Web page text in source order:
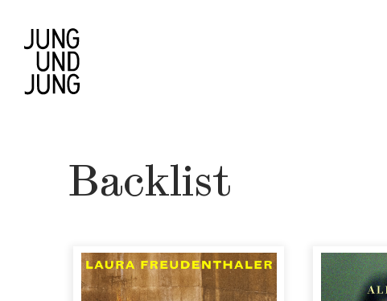
Backlist